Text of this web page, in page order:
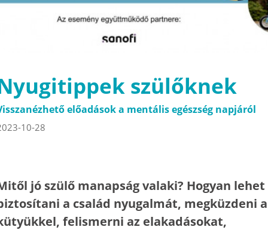
szülőknek
előadások a mentális egészség napjáról
10-28
jó szülő manapság valaki? Hogyan lehet
a család nyugalmát, megküzdeni a
felismerni az elakadásokat,